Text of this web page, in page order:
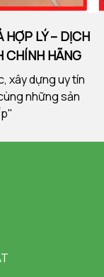
LÝ – DỊCH
CHÍNH HÃNG
xây dựng uy tín
những sản